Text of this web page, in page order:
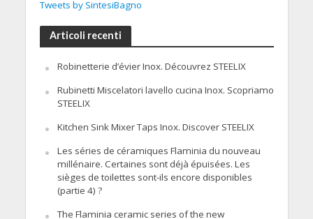
Tweets by SintesiBagno
Articoli recenti
Robinetterie d’évier Inox. Découvrez STEELIX
Rubinetti Miscelatori lavello cucina Inox. Scopriamo
STEELIX
Kitchen Sink Mixer Taps Inox. Discover STEELIX
Les séries de céramiques Flaminia du nouveau
millénaire. Certaines sont déjà épuisées. Les
sièges de toilettes sont-ils encore disponibles
(partie 4) ?
The Flaminia ceramic series of the new